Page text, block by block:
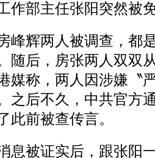
作部主任张阳突然被
峰辉两人被调查，都
随后，房张两人双双
媒称，两人因涉嫌〝
之后不久，中共官方
此前被查传言。
息被证实后，跟张阳